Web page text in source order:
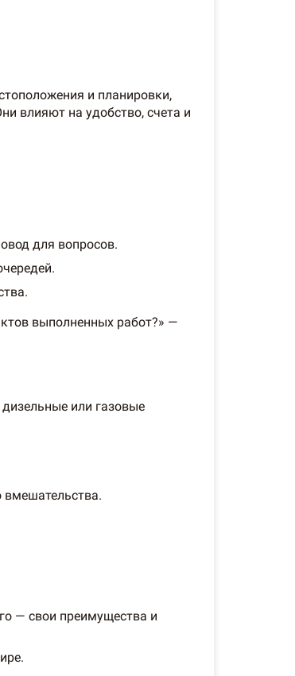
и планировки,
влияют на удобство, счета и
для вопросов.
выполненных работ?» —
или газовые
вмешательства.
— свои преимущества и